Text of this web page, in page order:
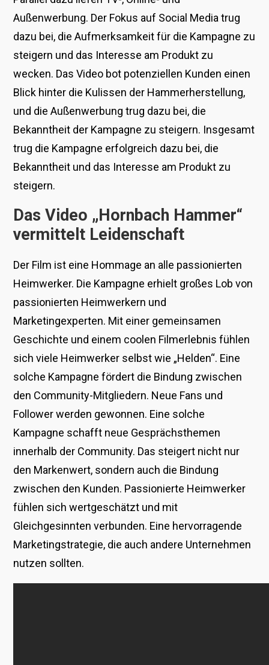
Außenwerbung. Der Fokus auf Social Media trug
dazu bei, die Aufmerksamkeit für die Kampagne zu
steigern und das Interesse am Produkt zu
wecken. Das Video bot potenziellen Kunden einen
Blick hinter die Kulissen der Hammerherstellung,
und die Außenwerbung trug dazu bei, die
Bekanntheit der Kampagne zu steigern. Insgesamt
trug die Kampagne erfolgreich dazu bei, die
Bekanntheit und das Interesse am Produkt zu
steigern.
Das Video „Hornbach Hammer“
vermittelt Leidenschaft
Der Film ist eine Hommage an alle passionierten
Heimwerker. Die Kampagne erhielt großes Lob von
passionierten Heimwerkern und
Marketingexperten. Mit einer gemeinsamen
Geschichte und einem coolen Filmerlebnis fühlen
sich viele Heimwerker selbst wie „Helden“. Eine
solche Kampagne fördert die Bindung zwischen
den Community-Mitgliedern. Neue Fans und
Follower werden gewonnen. Eine solche
Kampagne schafft neue Gesprächsthemen
innerhalb der Community. Das steigert nicht nur
den Markenwert, sondern auch die Bindung
zwischen den Kunden. Passionierte Heimwerker
fühlen sich wertgeschätzt und mit
Gleichgesinnten verbunden. Eine hervorragende
Marketingstrategie, die auch andere Unternehmen
nutzen sollten.